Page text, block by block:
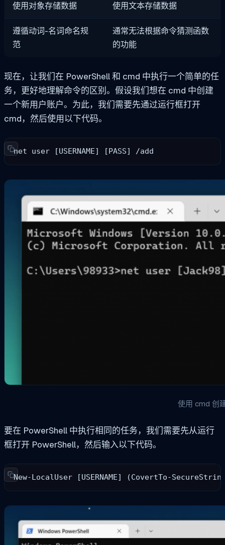
使用对象存储数据 使用文本存储数据
遵循动词-名词命名规
范
通常无法根据命令猜测函数
的功能
现在，让我们在 PowerShell 和 cmd 中执行一个简单的任
务，更好地理解命令的区别。假设我们想在 cmd 中创建
一个新用户账户。为此，我们需要先通过运行框打开
cmd，然后使用以下代码。
net user [USERNAME] [PASS] /add
使用 cmd 创
要在 PowerShell 中执行相同的任务，我们需要先从运行
框打开 PowerShell，然后输入以下代码。
New-LocalUser [USERNAME] (CovertTo-